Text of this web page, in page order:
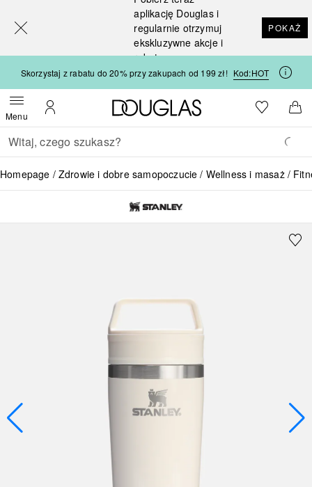
aplikację Douglas i
regularnie otrzymuj
ekskluzywne akcje i
rabaty
POKAŻ
Skorzystaj z rabatu do 20% przy zakupach od 199 zł! Kod:HOT
MenuOtwórz menuMoje konto
Strona główna Douglas
Do listyDo
Wracać
Wykonaj wyszukiwanie
Homepage Zdrowie i dobre samopoczucie Wellness i masaż
[navigation.slideout.screenreader]